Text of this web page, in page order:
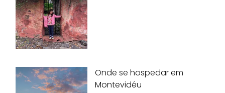
Onde se hospedar em
Montevidéu